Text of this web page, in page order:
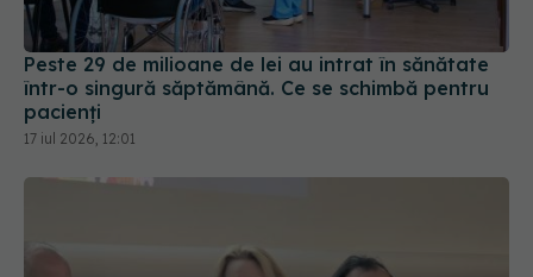
Peste 29 de milioane de lei au intrat în sănătate
într-o singură săptămână. Ce se schimbă pentru
pacienți
17 iul 2026, 12:01